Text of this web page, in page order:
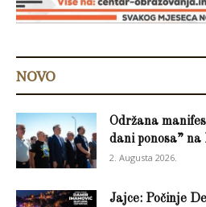
NOVO
Održana
dani ponosa”
2. Augusta 2026.
Jajce: Počinje